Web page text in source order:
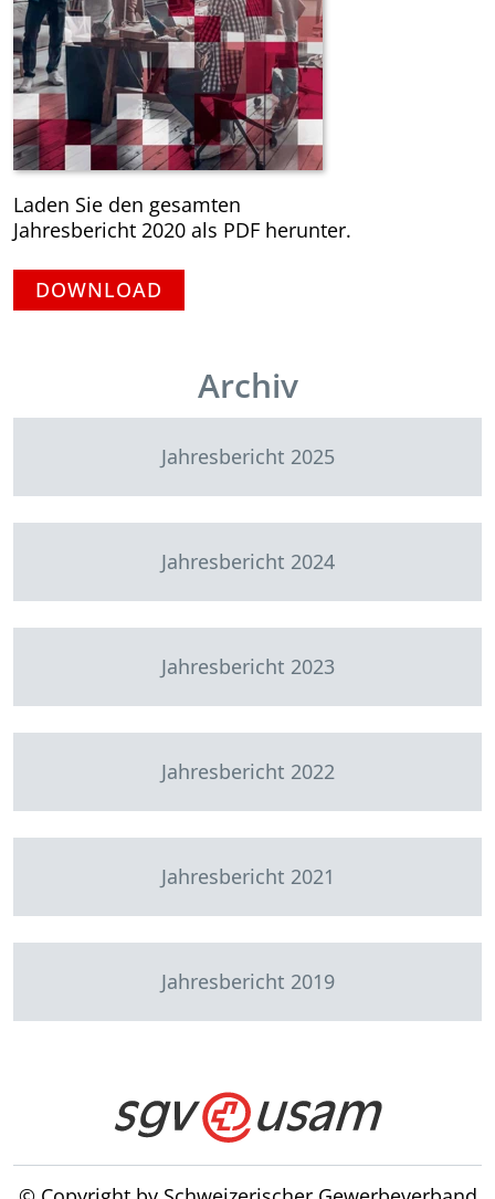
Laden Sie den gesamten
Jahresbericht 2020 als PDF herunter.
DOWNLOAD
Archiv
Jahresbericht 2025
Jahresbericht 2024
Jahresbericht 2023
Jahresbericht 2022
Jahresbericht 2021
Jahresbericht 2019